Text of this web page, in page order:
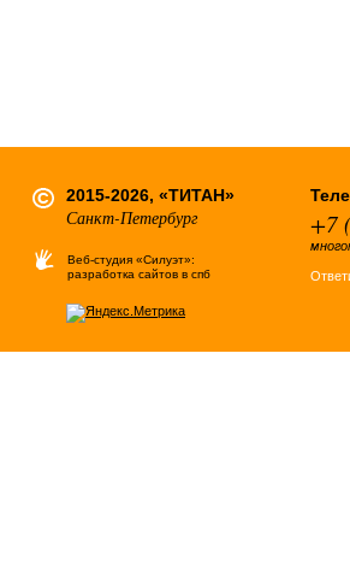
2015-2026, «ТИТАН»
Санкт-Петербург
Веб-студия «Силуэт»:
разработка сайтов в спб
+7